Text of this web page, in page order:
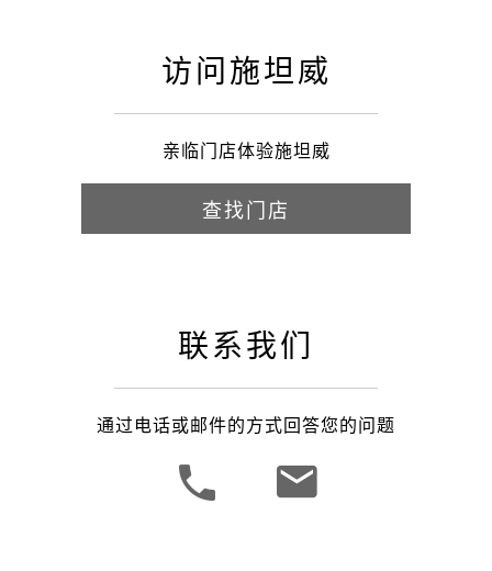
访问施坦威
亲临门店体验施坦威
查找门店
联系我们
通过电话或邮件的方式回答您的问题